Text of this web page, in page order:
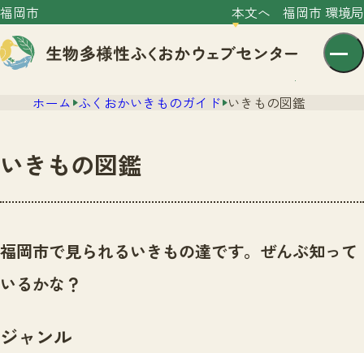
福岡市 本文へ 福岡市 環境局
センター紹介
センター紹介TOP
サイトポリシー
ニュース
いきものガイド
イベント
ホーム ふくおかいきものガイド いきもの図鑑
いきもの図鑑
福岡市で見られるいきもの達です。ぜんぶ知って
いるかな？
ジャンル